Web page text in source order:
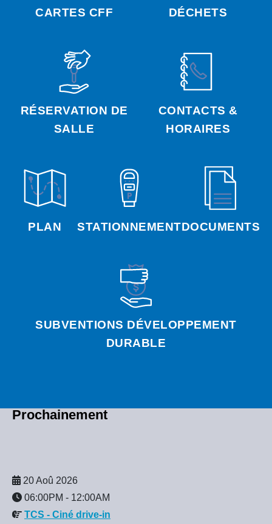
CARTES CFF DÉCHETS
RÉSERVATION DE
SALLE
CONTACTS &
HORAIRES
PLAN STATIONNEMENTDOCUMENTS
SUBVENTIONS DÉVELOPPEMENT
DURABLE
Prochainement
20 Aoû 2026
06:00PM - 12:00AM
TCS - Ciné drive-in